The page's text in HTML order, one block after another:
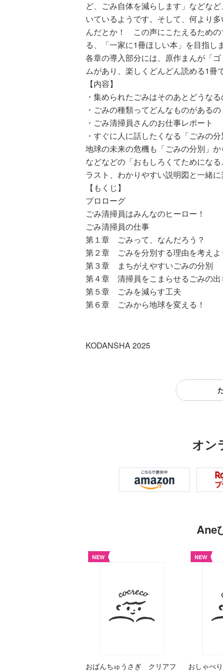
ど、ごみ自体を減らします」などな
いているようです。そして、何より
んだとか！ この声にこたえるため
る、「一家に1冊ほしい本」を目指し
各章の導入部分には、原作まんが「
ムがあり、楽しくどんどん読める1冊
【内容】
・集められたごみはそのあとどうな
・ごみの種類ってどんなものがある
・ごみ清掃員さんのお仕事レポート
・すぐに人に話したくなる「ごみの
地球の未来の危機も「ごみの分別」
などなどの「おもしろくてためにな
ラスト、わかりやすい説明図と一緒
【もくじ】
プロローグ
ごみ清掃員はみんなのヒーロー！
ごみ清掃員の仕事
第１章 ごみって、なんだろう？
第２章 ごみを分別する理由を考えよ
第３章 まちがえやすいごみの分別
第４章 清掃員をこまらせるごみの出
第５章 ごみを減らす工夫
第６章 ごみから地球を変える！
KODANSHA 2025
オン
Ane
NEW
おぱんちゅうさぎ クリアフ
NEW
おしゃべ